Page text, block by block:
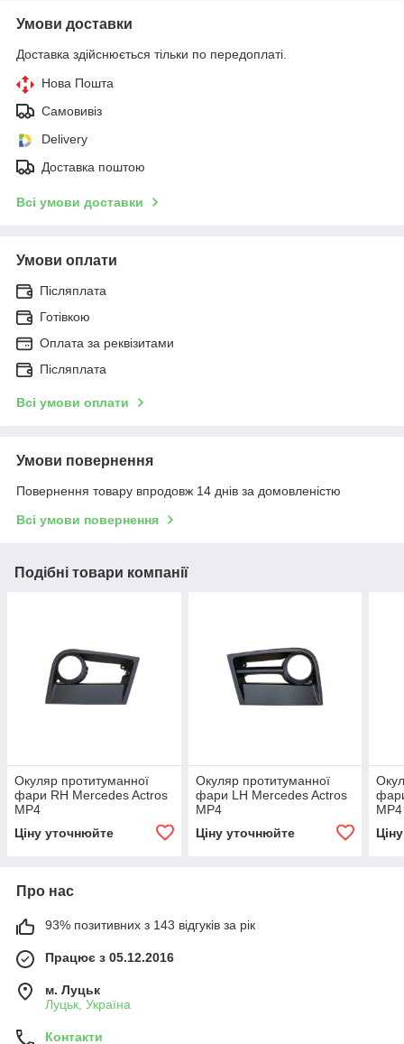
Умови доставки
Доставка здійснюється тільки по передоплаті.
Нова Пошта
Самовивіз
Delivery
Доставка поштою
Всі умови доставки
Умови оплати
Післяплата
Готівкою
Оплата за реквізитами
Післяплата
Всі умови оплати
Умови повернення
Повернення товару впродовж 14 днів за домовленістю
Всі умови повернення
Подібні товари компанії
Окуляр протитуманної
фари RH Mercedes Actros
MP4
Ціну уточнюйте
Окуляр протитуманної
фари LH Mercedes Actros
MP4
Ціну уточнюйте
MP4
Про нас
93% позитивних з 143 відгуків за рік
Працює з 05.12.2016
м. Луцьк
Луцьк, Україна
Контакти